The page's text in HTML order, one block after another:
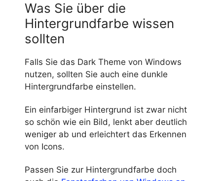
Was Sie über die
Hintergrundfarbe wissen
sollten
Falls Sie das Dark Theme von Windows
nutzen, sollten Sie auch eine dunkle
Hintergrundfarbe einstellen.
Ein einfarbiger Hintergrund ist zwar nicht
so schön wie ein Bild, lenkt aber deutlich
weniger ab und erleichtert das Erkennen
von Icons.
Passen Sie zur Hintergrundfarbe doch